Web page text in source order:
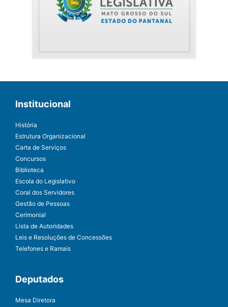
Institucional
História
Estrutura Organizacional
Carta de Serviços
Concursos
Biblioteca
Escola do Legislativo
Coral dos Servidores
Gestão de Pessoas
Cerimonial
Lista de Autoridades
Leis e Resoluções de Concessões
Telefones e Ramais
Deputados
Mesa Diretora